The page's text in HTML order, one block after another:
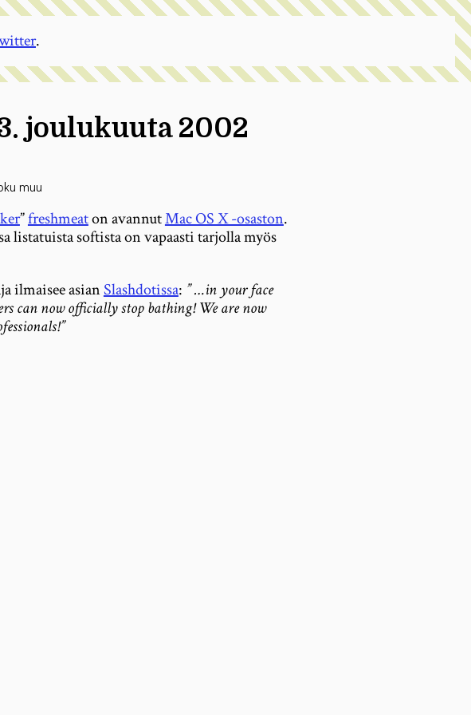
joulukuuta 2002
muu
”freshmeaton avannutMac OS X -osaston.
listatuista softista on vapaasti tarjolla myös
ilmaisee asianSlashdotissa: ” …in your face
can now officially stop bathing! We are now
.